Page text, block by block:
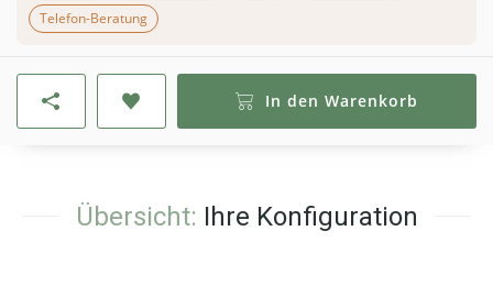
Telefon-Beratung
In den Warenkorb
Übersicht: Ihre Konfiguration